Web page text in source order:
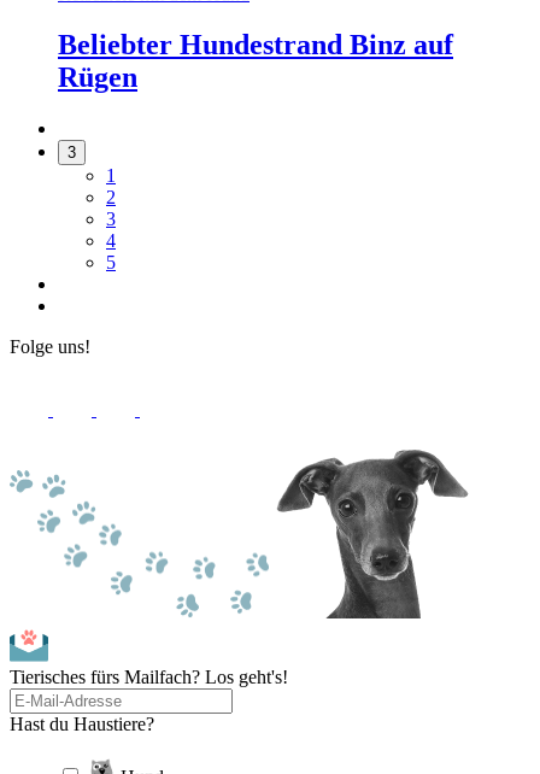
Beliebter Hundestrand Binz auf
Rügen
3
1
2
3
4
5
Folge uns!
Tierisches fürs Mailfach? Los geht's!
Hast du Haustiere?